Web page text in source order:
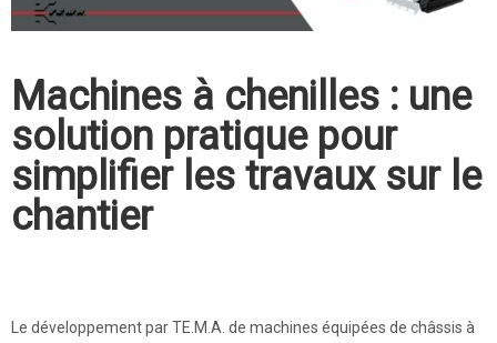
Machines à chenilles : une
solution pratique pour
simplifier les travaux sur le
chantier
Le développement par TE.M.A. de machines équipées de châssis à